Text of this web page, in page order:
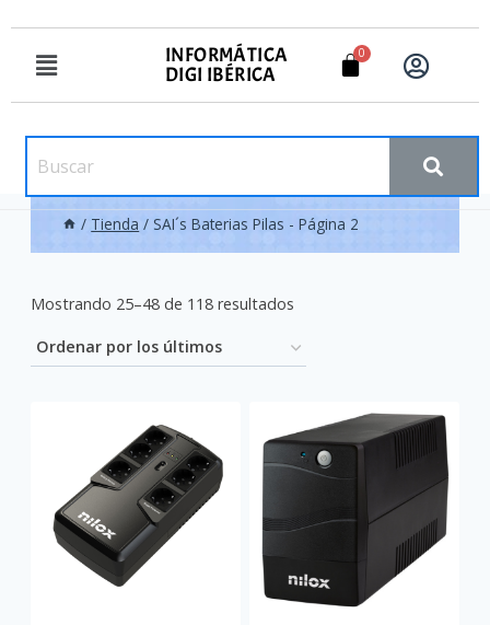
INFORMÁTICA
DIGI IBÉRICA
/ Tienda / SAI´s Baterias Pilas - Página 2
Mostrando 25–48 de 118 resultados